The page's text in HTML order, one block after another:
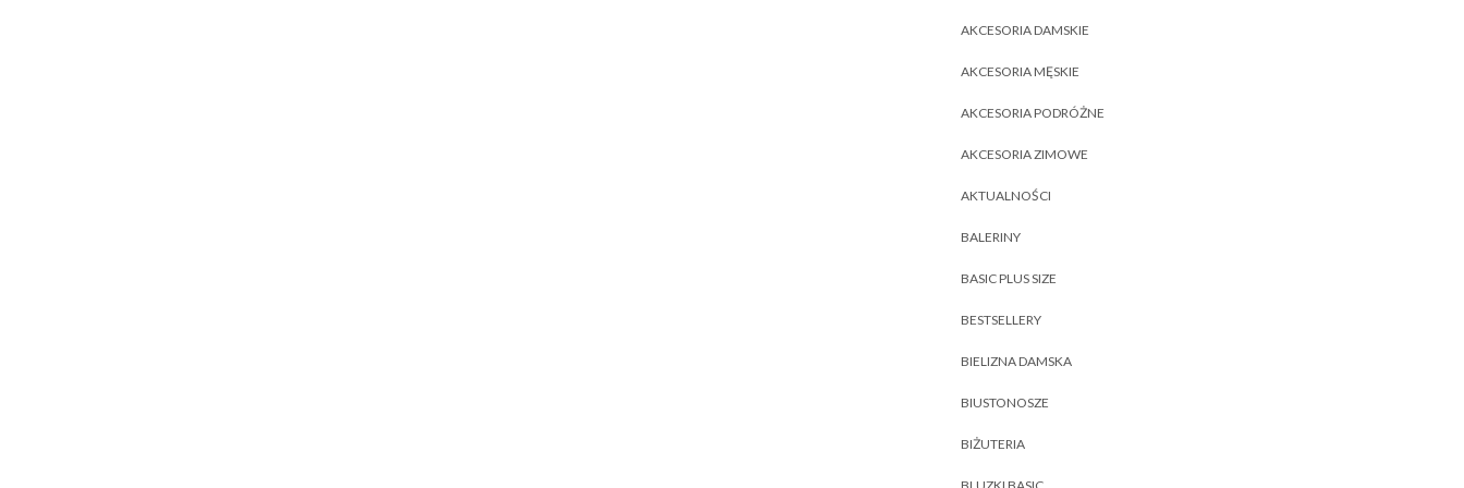
AKCESORIA DAMSKIE
AKCESORIA MĘSKIE
AKCESORIA PODRÓŻNE
AKCESORIA ZIMOWE
AKTUALNOŚCI
BALERINY
BASIC PLUS SIZE
BESTSELLERY
BIELIZNA DAMSKA
BIUSTONOSZE
BIŻUTERIA